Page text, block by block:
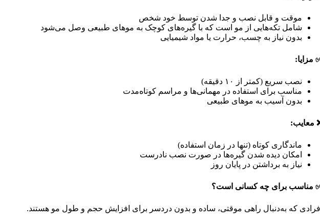
موقت و قابل نصب و جدا شدن توسط خود شخص
شامل تکه‌هایی از مو است که با گیره‌های کوچک به موهای طبیعی وصل می‌شود
بدون نیاز به چسب، حرارت یا مواد شیمیایی
مزایا:
نصب سریع (کمتر از ۱۰ دقیقه)
مناسب برای استفاده در مهمانی‌ها و مراسم کوتاه‌مدت
بدون آسیب به موهای طبیعی
معایب:
ماندگاری کوتاه (تنها در زمان استفاده)
امکان دیده شدن گیره‌ها در صورت نصب نادرست
نیاز به برداشتن در پایان روز
مناسب برای چه کسانی است؟
افرادی که به‌دنبال راهی موقتی، ساده و بدون دردسر برای افزایش حجم و طول مو هستند.